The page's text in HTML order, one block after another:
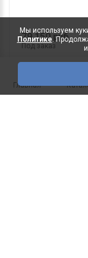
79 150 руб.
Под заказ
Стол
Мы используем
Политике.
Главная